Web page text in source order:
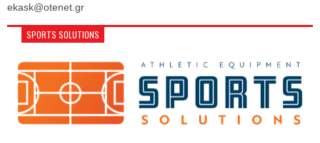
ekask@otenet.gr
SPORTS SOLUTIONS